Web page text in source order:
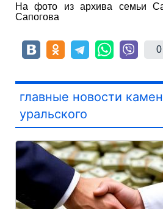
На фото из архива семьи
Сапогова
0
главные новости
уральского